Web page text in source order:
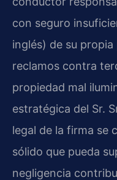
con seguro
inglés) de su
reclamos contra
propiedad mal
estratégica del Sr.
legal de la firma se
sólido que pueda
negligencia